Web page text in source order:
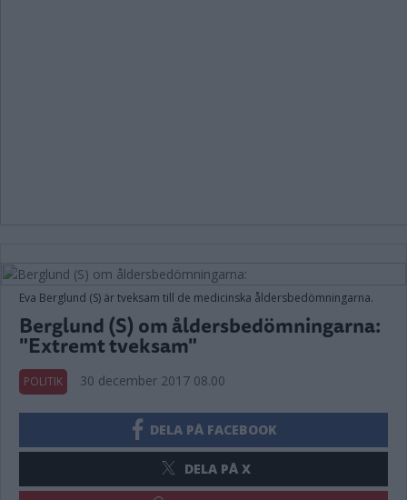
Eva Berglund (S) är tveksam till de medicinska åldersbedömningarna.
Berglund (S) om åldersbedömningarna:
"Extremt tveksam"
POLITIK 30 december 2017 08.00
DELA PÅ FACEBOOK
DELA PÅ X